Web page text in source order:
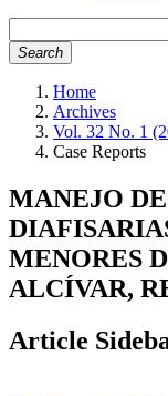
Search
Home
Archives
Vol. 32 No. 1
Case Reports
MANEJO
MENORES
ALCÍVAR,
Article